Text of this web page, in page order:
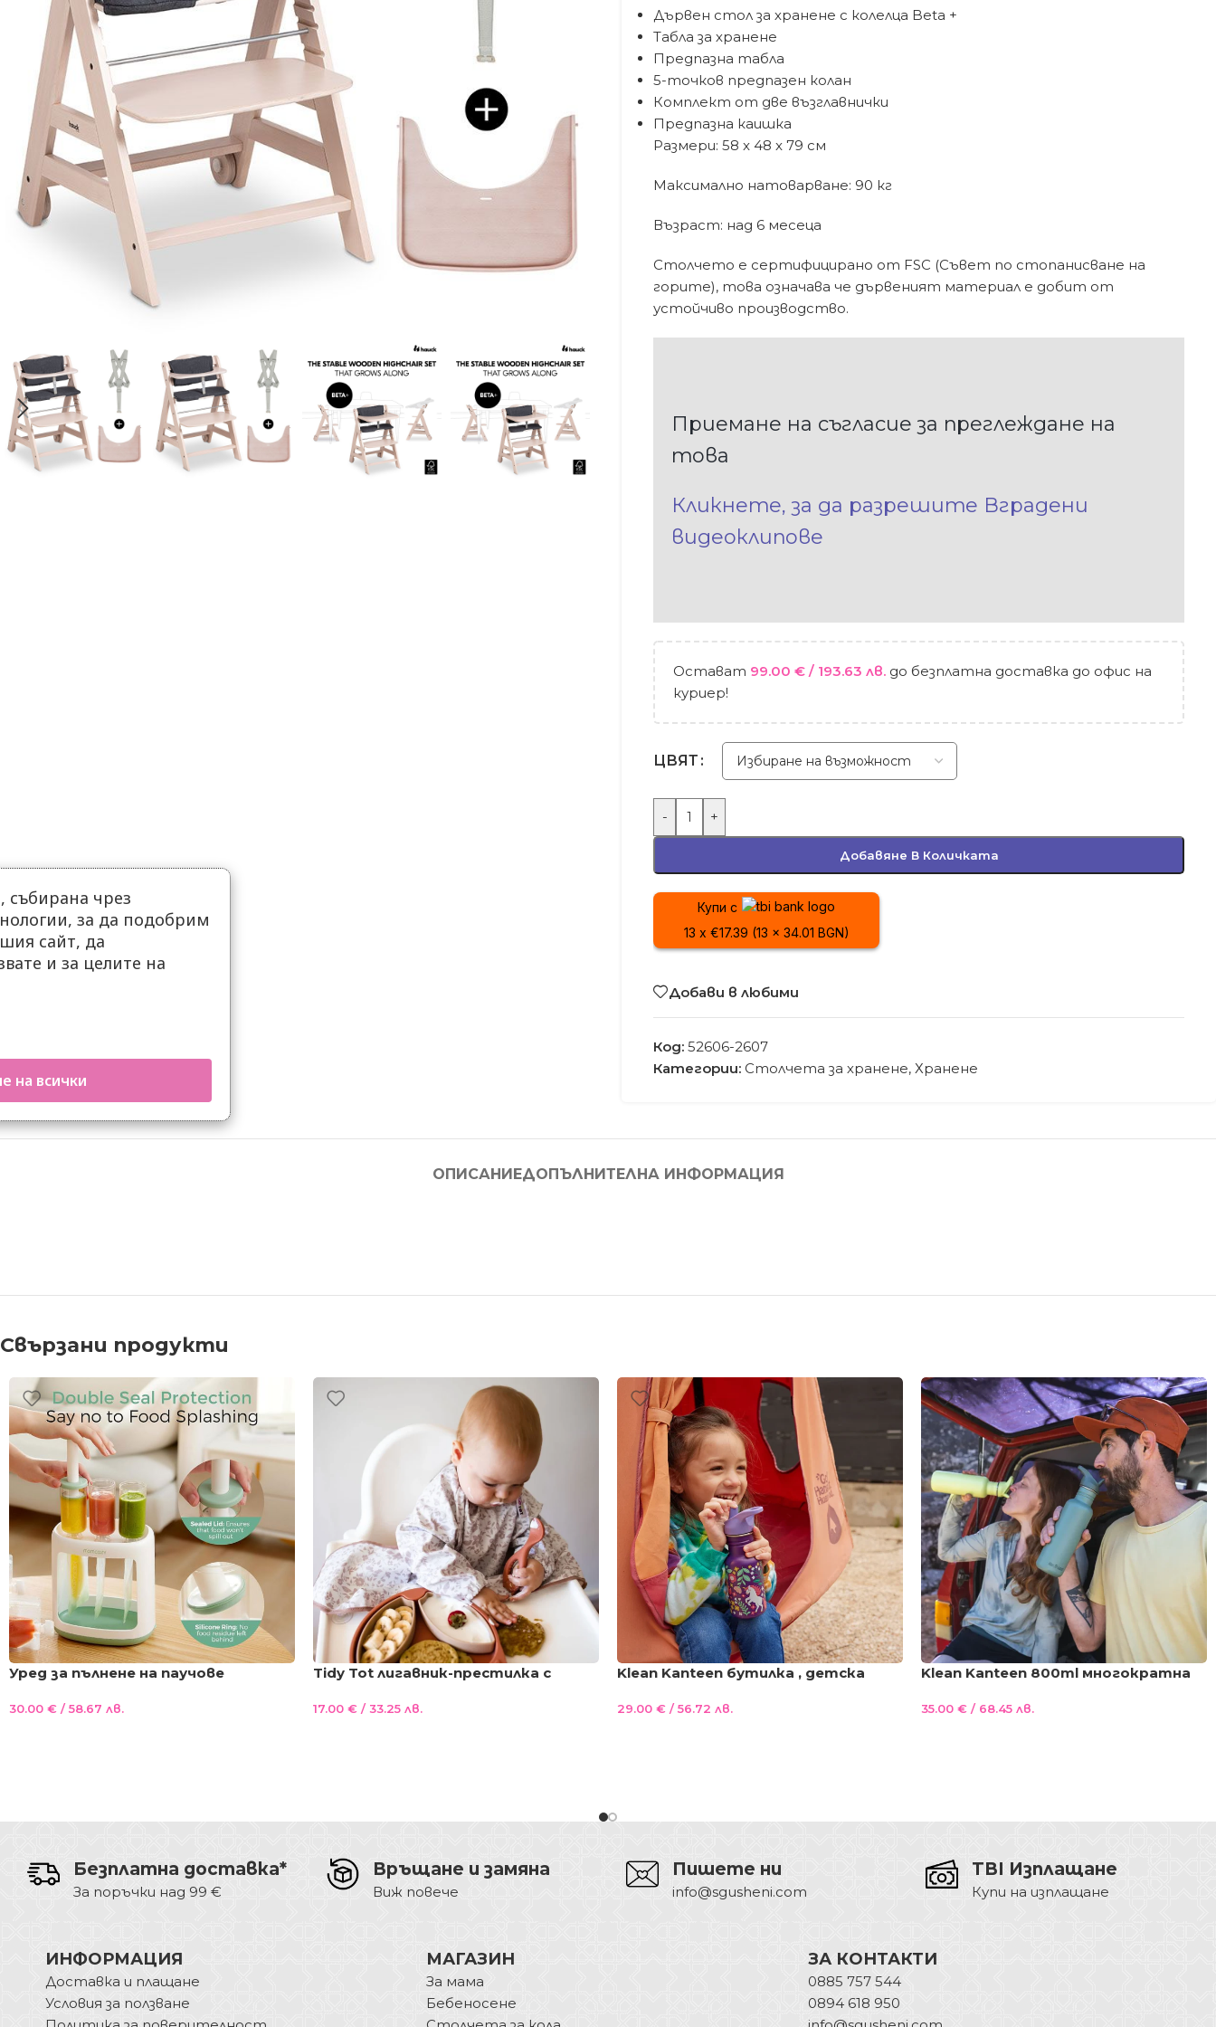
Дървен стол за хранене с колелца Beta +
Табла за хранене
Предпазна табла
5-точков предпазен колан
Комплект от две възглавнички
Предпазна каишка
Размери: 58 x 48 x 79 см
Максимално натоварване: 90 кг
Възраст: над 6 месеца
Столчето е сертифицирано от FSC (Съвет по стопанисване на
горите), това означава че дървеният материал е добит от
устойчиво производство.
Приемане на съгласие за преглеждане на
това
Кликнете, за да разрешите Вградени
видеоклипове
Остават 99.00 € / 193.63 лв. до безплатна доставка до офис на
куриер!
ЦВЯТ
- +
Добавяне В Количката
Купи с
13 x €17.39 (13 x 34.01 BGN)
Добави в любими
Код: 52606-2607
Категории: Столчета за хранене, Хранене
ОПИСАНИЕДОПЪЛНИТЕЛНА ИНФОРМАЦИЯ
Свързани продукти
Уред за пълнене на паучове
паучове в комплекта
30.00 € / 58.67 лв.
Tidy Tot лигавник-престилка с
серия КРЕМ
17.00 € / 33.25 лв.
Klean Kanteen бутилка , детска
Seal капачка 100%без протичане
29.00 € / 56.72 лв.
Klean Kanteen 800ml многократна
накрайник 100%без протичане
35.00 € / 68.45 лв.
Безплатна доставка*
За поръчки над 99 €
Връщане и замяна
Виж повече
Пишете ни
info@sgusheni.com
TBI Изплащане
Купи на изплащане
ИНФОРМАЦИЯ
Доставка и плащане
Условия за ползване
МАГАЗИН
За мама
Бебеносене
ЗА КОНТАКТИ
0885 757 544
0894 618 950
чрез
за да подобрим
сайт, да
и за целите на
на всички